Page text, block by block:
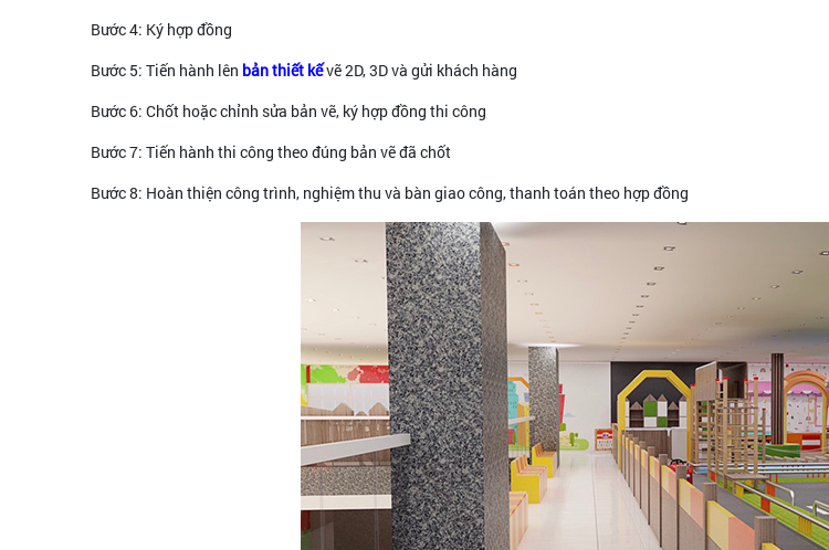
Bước 4: Ký hợp đồng
Bước 5: Tiến hành lên bản thiết kếvẽ 2D, 3D và gửi khách hàng
Bước 6: Chốt hoặc chỉnh sửa bản vẽ, ký hợp đồng thi công
Bước 7: Tiến hành thi công theo đúng bản vẽ đã chốt
Bước 8: Hoàn thiện công trình, nghiệm thu và bàn giao công, thanh toán theo hợp đồng